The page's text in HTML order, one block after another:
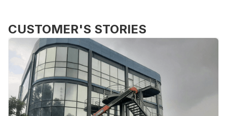
CUSTOMER'S STORIES